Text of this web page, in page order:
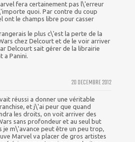
fera certainement pas l\'erreur
quoi. Par contre du coup
ont le champs libre pour casser
le plus c\'est la perte de la
chez Delcourt et de le voir arriver
Delcourt sait gérer de la librairie
a Panini.
20 DECEMBRE 2012
réussi a donner une véritable
et j\'ai peur que quand
les droits, on voit arriver des
sans profondeur et au seul but
je m\'avance peut être un peu trop,
Marvel va placer de gros artistes